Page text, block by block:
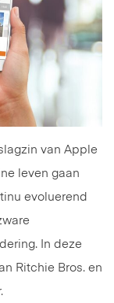
van Apple
leven gaan
evoluerend
In deze
Ritchie Bros. en